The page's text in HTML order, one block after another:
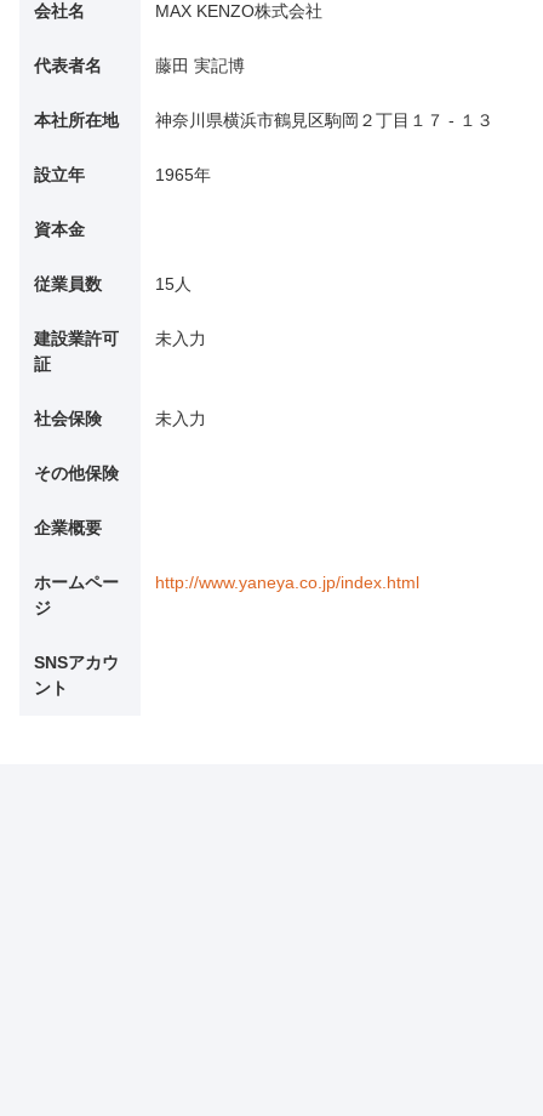
会社名 MAX KENZO株式会社
代表者名 藤田 実記博
本社所在地 神奈川県横浜市鶴見区駒岡２丁目１７ - １３
設立年 1965年
資本金
従業員数 15人
建設業許可
証
未入力
社会保険 未入力
その他保険
企業概要
ホームペー
ジ
http://www.yaneya.co.jp/index.html
SNSアカウ
ント